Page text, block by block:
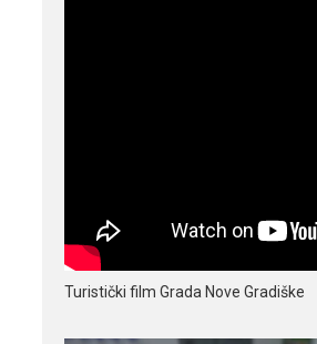
Turistički film Grada Nove Gradiške